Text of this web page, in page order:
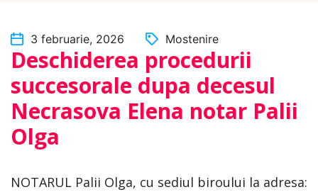
3 februarie, 2026 Mostenire
Deschiderea procedurii
succesorale dupa decesul
Necrasova Elena notar Palii
Olga
NOTARUL Palii Olga, cu sediul biroului la adresa: